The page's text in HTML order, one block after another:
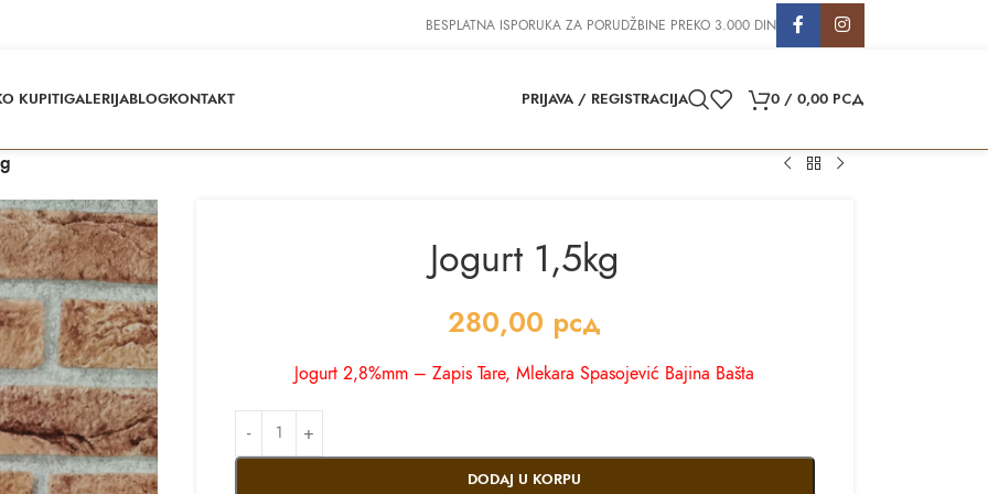
BESPLATNA ISPORUKA ZA PORUDŽBINE PREKO 3.000 DIN
KUPITIGALERIJABLOGKONTAKT PRIJAVA / REGISTRACIJA 0 / 0,00 РСД
Jogurt 1,5kg
280,00 рсд
Jogurt 2,8%mm – Zapis Tare, Mlekara Spasojević Bajina Bašta
DODAJ U KORPU